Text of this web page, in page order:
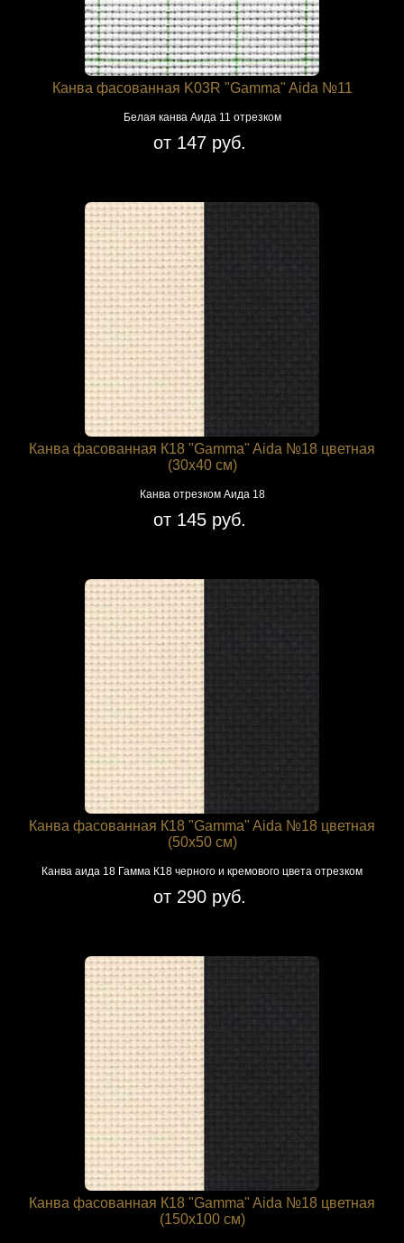
Канва фасованная K03R "Gamma" Aida №11
Белая канва Аида 11 отрезком
от 147 руб.
Канва фасованная К18 "Gamma" Aida №18 цветная
(30х40 см)
Канва отрезком Аида 18
от 145 руб.
Канва фасованная К18 "Gamma" Aida №18 цветная
(50х50 см)
Канва аида 18 Гамма К18 черного и кремового цвета отрезком
от 290 руб.
Канва фасованная К18 "Gamma" Aida №18 цветная
(150х100 см)